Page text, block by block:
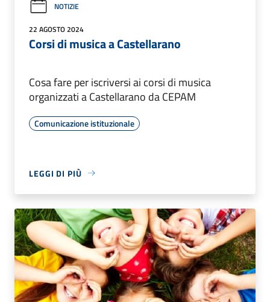
NOTIZIE
22 AGOSTO 2024
Corsi di musica a Castellarano
Cosa fare per iscriversi ai corsi di musica
organizzati a Castellarano da CEPAM
Comunicazione istituzionale
LEGGI DI PIÙ